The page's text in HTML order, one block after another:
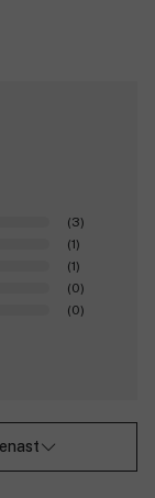
(3)
(1)
(1)
(0)
(0)